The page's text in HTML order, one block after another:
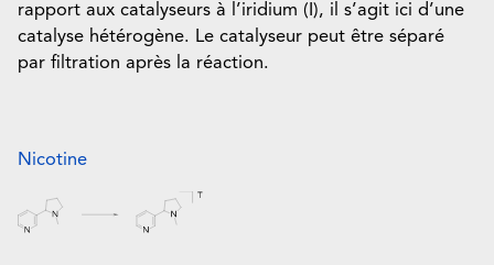
rapport aux catalyseurs à l’iridium (I), il s’agit ici d’une
catalyse hétérogène. Le catalyseur peut être séparé
par filtration après la réaction.
Nicotine